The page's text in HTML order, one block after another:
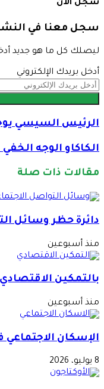
سجل الأن
سجل معنا في
ليصلك كل ما هو جديد
أدخل بريدك الإلكتروني
الرئيس السيسي
الكاكاو الوجه
مقالات ذات صلة
دائرة حظر وسائل
منذ أسبوعين
بالتمكين
منذ أسبوعين
الإسكان الاجتماعي
8 يوليو، 2026